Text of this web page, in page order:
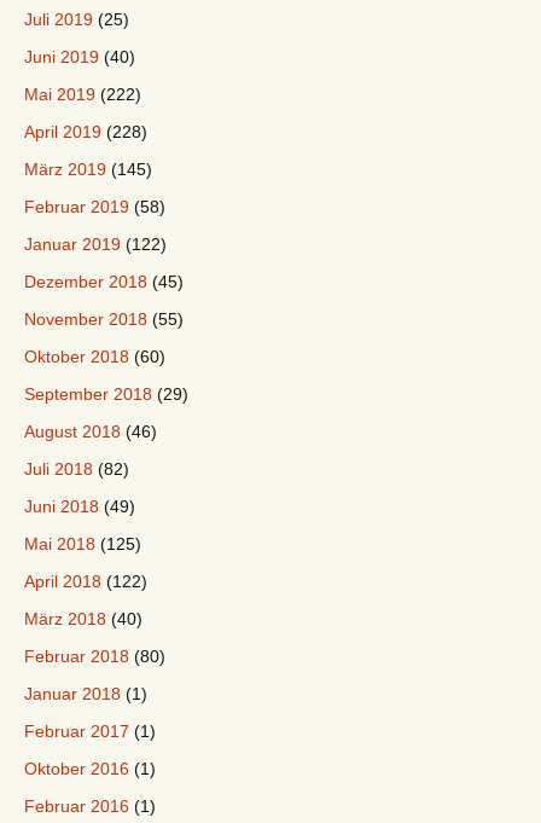
Juli 2019 (25)
Juni 2019 (40)
Mai 2019 (222)
April 2019 (228)
März 2019 (145)
Februar 2019 (58)
Januar 2019 (122)
Dezember 2018 (45)
November 2018 (55)
Oktober 2018 (60)
September 2018 (29)
August 2018 (46)
Juli 2018 (82)
Juni 2018 (49)
Mai 2018 (125)
April 2018 (122)
März 2018 (40)
Februar 2018 (80)
Januar 2018 (1)
Februar 2017 (1)
Oktober 2016 (1)
Februar 2016 (1)